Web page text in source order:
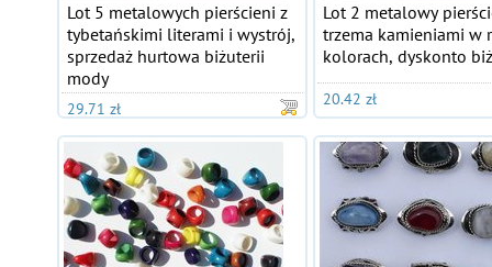
Lot 5 metalowych pierścieni z
tybetańskimi literami i wystrój,
sprzedaż hurtowa biżuterii
mody
29.71 zł
Lot 2 metalowy
trzema kamieniami w
kolorach, dyskonto
20.42 zł